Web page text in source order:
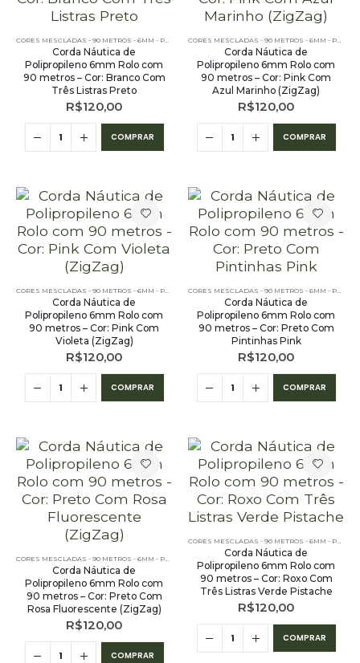
, OUTLET,PE - 6MM - POLIPROPILENO -
Corda Náutica de
Polipropileno 6mm Rolo com
90 metros – Cor: Branco Com
Três Listras Preto
R$120,00
COMPRAR
Corda Náutica de
Polipropileno 6mm Rolo com
90 metros – Cor: Pink Com
Azul Marinho (ZigZag)
R$120,00
COMPRAR
, OUTLET,PE - 6MM - POLIPROPILENO -
Corda Náutica de
Polipropileno 6mm Rolo com
90 metros – Cor: Pink Com
Violeta (ZigZag)
R$120,00
COMPRAR
Corda Náutica de
Polipropileno 6mm Rolo com
90 metros – Cor: Preto Com
Pintinhas Pink
R$120,00
COMPRAR
OUTLET ,PE - 6MM - POLIPROPILENO -
Corda Náutica de
Polipropileno 6mm Rolo com
90 metros – Cor: Preto Com
Rosa Fluorescente (ZigZag)
R$120,00
COMPRAR
Corda Náutica de
Polipropileno 6mm Rolo com
90 metros – Cor: Roxo Com
Três Listras Verde Pistache
R$120,00
COMPRAR